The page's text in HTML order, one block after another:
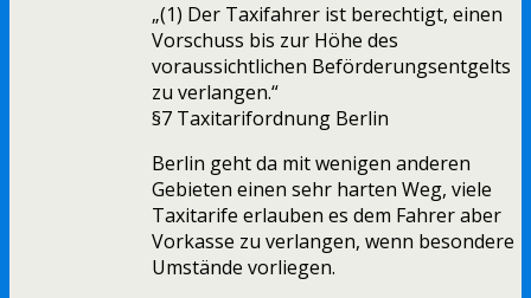
„(1) Der Taxifahrer ist berechtigt, einen
Vorschuss bis zur Höhe des
voraussichtlichen Beförderungsentgelts
zu verlangen.“
§7 Taxitarifordnung Berlin
Berlin geht da mit wenigen anderen
Gebieten einen sehr harten Weg, viele
Taxitarife erlauben es dem Fahrer aber
Vorkasse zu verlangen, wenn besondere
Umstände vorliegen.